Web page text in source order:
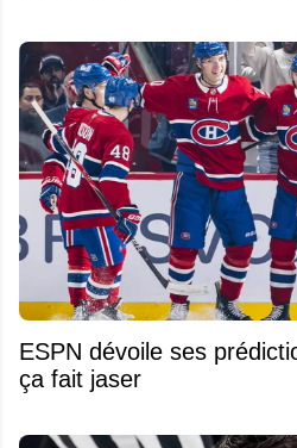
ESPN dévoile ses
ça fait jaser